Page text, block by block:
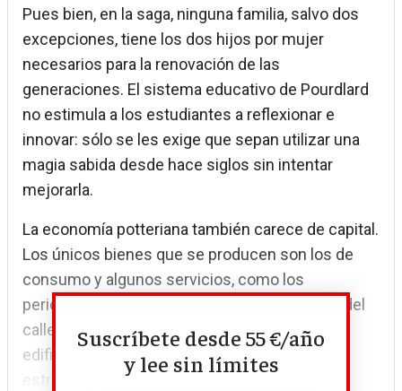
Pues bien, en la saga, ninguna familia, salvo dos
excepciones, tiene los dos hijos por mujer
necesarios para la renovación de las
generaciones. El sistema educativo de Pourdlard
no estimula a los estudiantes a reflexionar e
innovar: sólo se les exige que sepan utilizar una
magia sabida desde hace siglos sin intentar
mejorarla.
La economía potteriana también carece de capital.
Los únicos bienes que se producen son los de
consumo y algunos servicios, como los
periódicos, que se encuentran en las tiendas del
callejón Diagón. No aparece ninguna fábrica, ni
edificios, escuelas o casas nuevos. Las viejas
estructuras de comunicación jamás se...
Suscríbete desde 55 €/año
y lee sin límites